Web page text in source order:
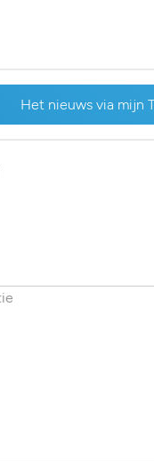
Het nieuws via mijn